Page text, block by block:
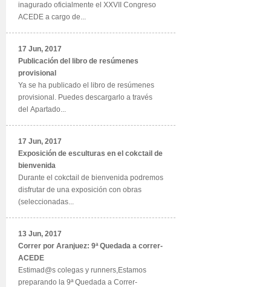
inagurado oficialmente el XXVII Congreso
ACEDE a cargo de...
17 Jun, 2017
Publicación del libro de resúmenes
provisional
Ya se ha publicado el libro de resúmenes
provisional. Puedes descargarlo a través
del Apartado...
17 Jun, 2017
Exposición de esculturas en el cokctail de
bienvenida
Durante el cokctail de bienvenida podremos
disfrutar de una exposición con obras
(seleccionadas...
13 Jun, 2017
Correr por Aranjuez: 9ª Quedada a correr-
ACEDE
Estimad@s colegas y runners,Estamos
preparando la 9ª Quedada a Correr-